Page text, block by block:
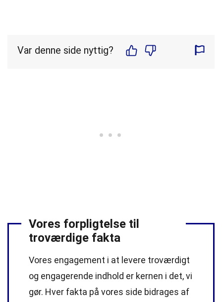
Var denne side nyttig?
Vores forpligtelse til
troværdige fakta
Vores engagement i at levere troværdigt
og engagerende indhold er kernen i det, vi
gør. Hver fakta på vores side bidrages af